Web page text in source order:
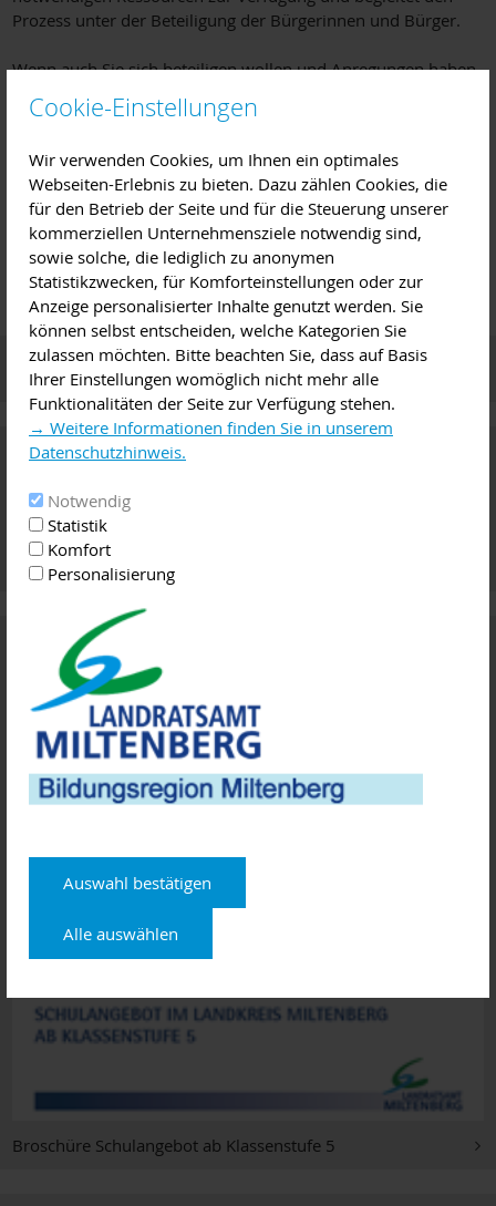
Cookie-Einstellungen
Wir verwenden Cookies, um Ihnen ein optimales
Webseiten-Erlebnis zu bieten. Dazu zählen Cookies, die
für den Betrieb der Seite und für die Steuerung unserer
kommerziellen Unternehmensziele notwendig sind,
sowie solche, die lediglich zu anonymen
Statistikzwecken, für Komforteinstellungen oder zur
Anzeige personalisierter Inhalte genutzt werden. Sie
können selbst entscheiden, welche Kategorien Sie
zulassen möchten. Bitte beachten Sie, dass auf Basis
Ihrer Einstellungen womöglich nicht mehr alle
Funktionalitäten der Seite zur Verfügung stehen.
→ Weitere Informationen finden Sie in unserem
Datenschutzhinweis.
Notwendig
Statistik
Komfort
Personalisierung
Auswahl bestätigen
Alle auswählen
Prozess unter der Beteiligung der Bürgerinnen und Bürger.
Wenn auch Sie sich beteiligen wollen und Anregungen haben,
nehmen sie gerne Kontakt zu uns auf.
Name Telefon Zimmer
E-Mail
Anna-Lena Klassert
Fachkraft
319
Termine
Zum Download
Dokumentation 1. Bildungskonferenz 2018
Umsetzungsstand Bildungsregion 07/2017
Broschüre Schulangebot ab Klassenstufe 5
Broschüre Schulangebot ab Klassenstufe 5